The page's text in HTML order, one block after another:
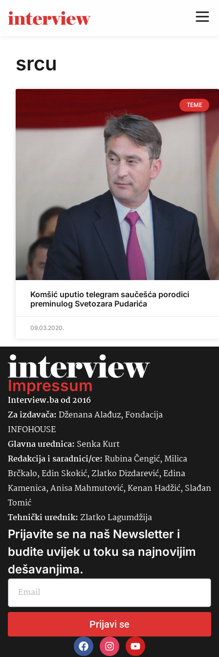
srcu
TEME
Komšić uputio telegram saučešća porodici
preminulog Svetozara Pudarića
09.03.2020.
Impressum
Interview.ba od 2016
Za izdavača:Dženana Alađuz, Fondacija
INFOHOUSE
Glavna urednica: SenkaKurt
Redakcija i saradnici/ce:Rubina Čengić, Milica
Brčkalo, Edin Skokić, Zlatko Dizdarević, Edina
Kamenica, Anisa Mahmutović, Kenan Hadžić, Slađan
Tomić
Tehnički urednik:Zlatko Lagumdžija
Prijavite se na naš Newsletter i
budite uvijek u toku sa najnovijim
dešavanjima.
Prijavi se